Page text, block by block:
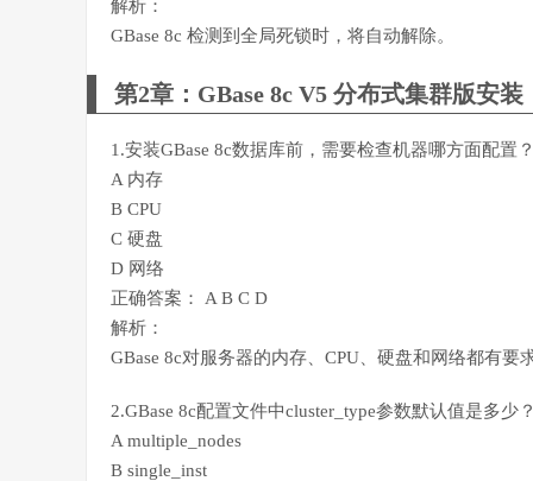
解析：
GBase 8c 检测到全局死锁时，将自动解除。
第2章：GBase 8c V5 分布式集群版安装
1.安装GBase 8c数据库前，需要检查机器哪方面配置？
A 内存
B CPU
C 硬盘
D 网络
正确答案： A B C D
解析：
GBase 8c对服务器的内存、CPU、硬盘和网络都有要求
2.GBase 8c配置文件中cluster_type参数默认值是多少？
A multiple_nodes
B single_inst